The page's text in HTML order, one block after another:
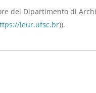
del Dipartimento di
leur.ufsc.br)).